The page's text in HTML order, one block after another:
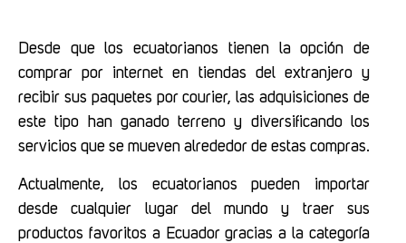
Desde que los ecuatorianos tienen la opción de
comprar por internet en tiendas del extranjero y
recibir sus paquetes por courier, las adquisiciones de
este tipo han ganado terreno y diversificando los
servicios que se mueven alrededor de estas compras.
Actualmente, los ecuatorianos pueden importar
desde cualquier lugar del mundo y traer sus
productos favoritos a Ecuador gracias a la categoría